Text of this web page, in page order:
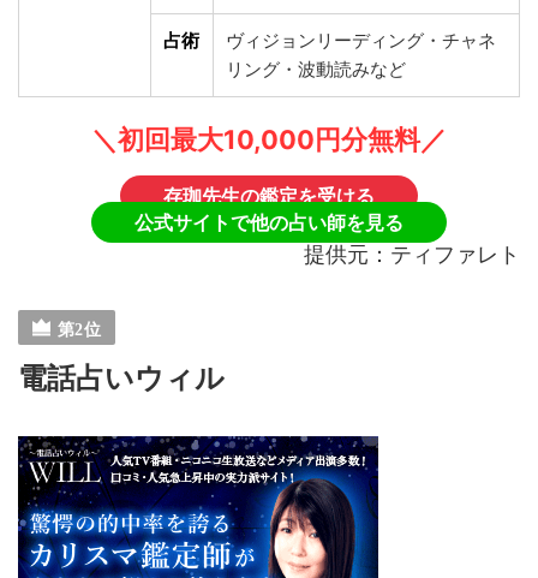
占術
ヴィジョンリーディング・チャネ
リング・波動読みなど
＼初回最大10,000円分無料／
存珈先生の鑑定を受ける
公式サイトで他の占い師を見る
提供元：ティファレト
電話占いウィル